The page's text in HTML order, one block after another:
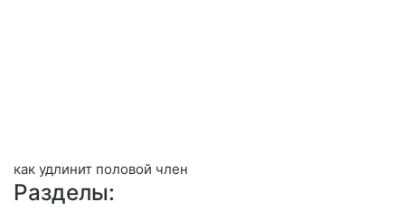
как удлинит половой член
Разделы: